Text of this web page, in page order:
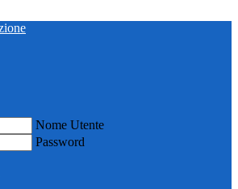
Nome Utente
Password